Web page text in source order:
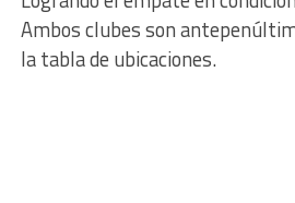
Ambos clubes son
la tabla de ubicaciones.